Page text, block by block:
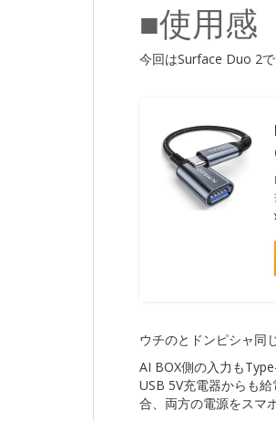
■使用感
今回はSurface Duo 2
ウチのとドンピシャ同
AI BOX側の入力も
USB 5V充電器からも
合、両方の電源をスマ